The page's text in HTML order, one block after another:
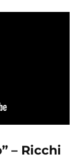
– Ricchi